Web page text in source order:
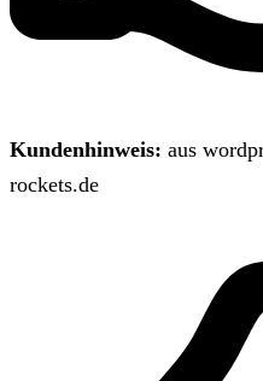
Kundenhinweis: aus
rockets.de